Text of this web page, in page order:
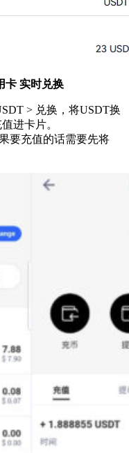
卡 实时兑换
> 兑换，将USDT换
进卡片。
要充值的话需要先将